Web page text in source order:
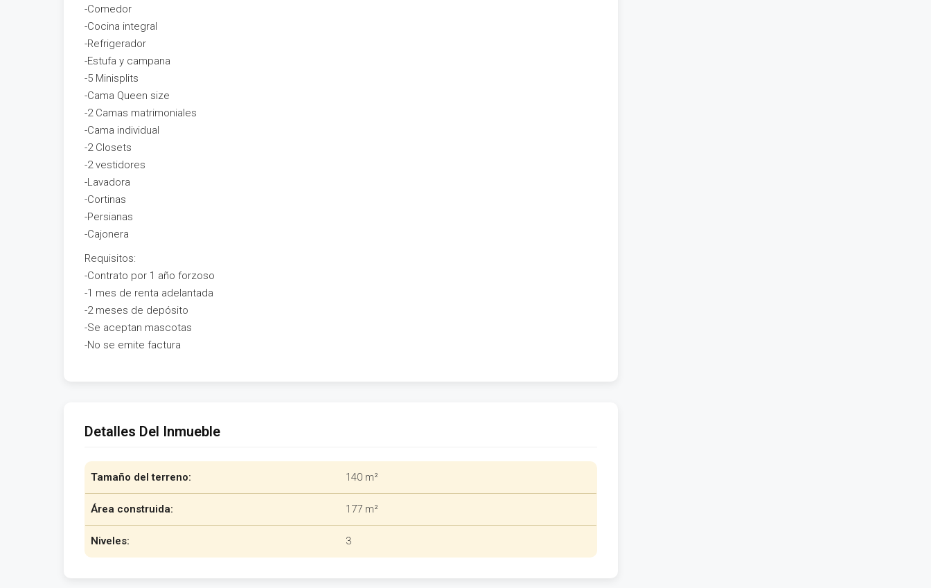
-Comedor
-Cocina integral
-Refrigerador
-Estufa y campana
-5 Minisplits
-Cama Queen size
-2 Camas matrimoniales
-Cama individual
-2 Closets
-2 vestidores
-Lavadora
-Cortinas
-Persianas
-Cajonera
Requisitos:
-Contrato por 1 año forzoso
-1 mes de renta adelantada
-2 meses de depósito
-Se aceptan mascotas
-No se emite factura
Detalles Del Inmueble
Tamaño del terreno: 140 m²
Área construida: 177 m²
Niveles: 3